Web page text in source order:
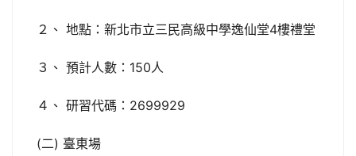
２、 地點：新北市立三民高級中學逸仙堂4樓禮堂
３、 預計人數：150人
４、 研習代碼：2699929
(二) 臺東場